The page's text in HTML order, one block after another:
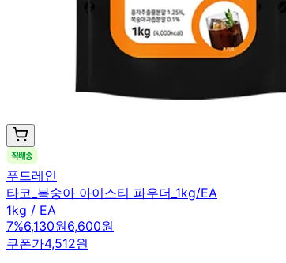
푸드레인
타코_복숭아 아이스티 파우더_1kg/EA
1kg / EA
7%6,130원6,600원
쿠폰가4,512원